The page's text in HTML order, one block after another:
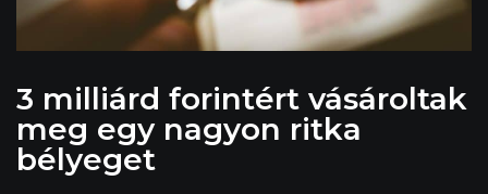
3 milliárd forintért vásároltak
meg egy nagyon ritka
bélyeget